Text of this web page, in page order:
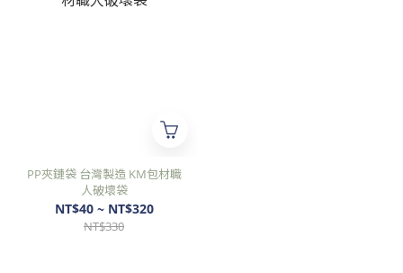
PP夾鏈袋 台灣製造 KM包材職
人破壞袋
NT$40 ~ NT$320
NT$330